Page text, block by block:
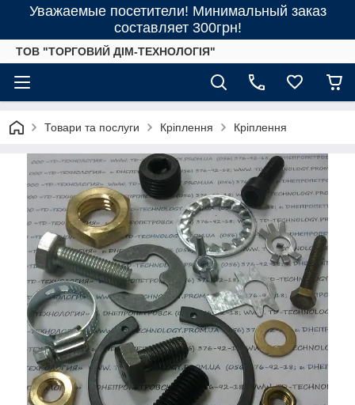
Уважаемые посетители! Минимальный заказ
составляет 300грн!
ТОВ "ТОРГОВИЙ ДІМ-ТЕХНОЛОГІЯ"
Товари та послуги Кріплення Кріплення